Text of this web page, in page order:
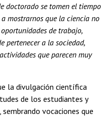
doctorado se tomen el tiempo
mostrarnos que la ciencia no
de trabajo,
pertenecer a la sociedad,
que parecen muy
la divulgación científica
de los estudiantes y
vocaciones que